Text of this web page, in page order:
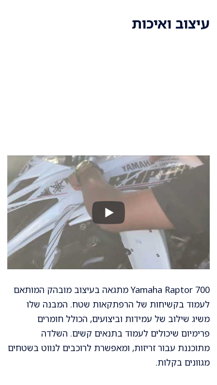
עיצוב ואיכות
Yamaha Raptor 700 מתגאה בעיצוב מובהק המותאם
לעמוד בקשיחות של הרפתקאות שטח. המבנה שלו
משיג שילוב של עמידות וביצועים, הכולל חומרים
פרימיום שיכולים לעמוד בתנאים קשים. השלדה
מתוכננת עבור זריזות, ומאפשרת לרוכבים לנווט בשטחים
מגוונים בקלות.